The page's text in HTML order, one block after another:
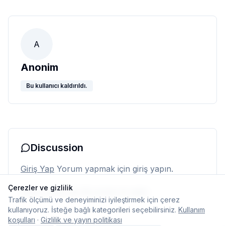
A
Anonim
Bu kullanıcı kaldırıldı.
Discussion
Giriş Yap Yorum yapmak için giriş yapın.
Henüz yorum yok. İlk yorumu siz yapın.
Çerezler ve gizlilik
Trafik ölçümü ve deneyiminizi iyileştirmek için çerez
kullanıyoruz. İsteğe bağlı kategorileri seçebilirsiniz. Kullanım
koşulları · Gizlilik ve yayın politikası